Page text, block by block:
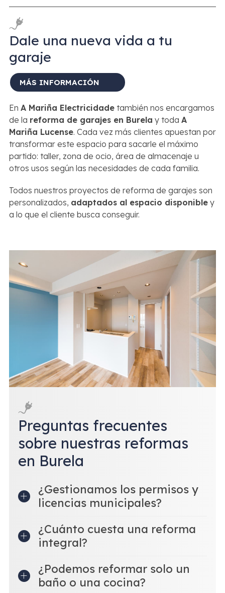
Dale una nueva vida a tu
garaje
MÁS INFORMACIÓN
En A Mariña Electricidadetambién nos encargamos
de la reforma de garajes en Burela y toda A
Mariña Lucense. Cada vez más clientes apuestan por
transformar este espacio para sacarle el máximo
partido: taller, zona de ocio, área de almacenaje u
otros usos según las necesidades de cada familia.
Todos nuestros proyectos de reforma de garajes son
personalizados, adaptados al espacio disponibley
a lo que el cliente busca conseguir.
Preguntas frecuentes
sobre nuestras reformas
en Burela
¿Gestionamos los permisos y
licencias municipales?
¿Cuánto cuesta una reforma
integral?
¿Podemos reformar solo un
baño o una cocina?